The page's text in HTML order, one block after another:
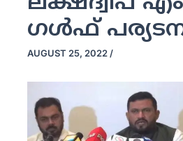
ഗള്‍ഫ്
AUGUST 25, 2022 /